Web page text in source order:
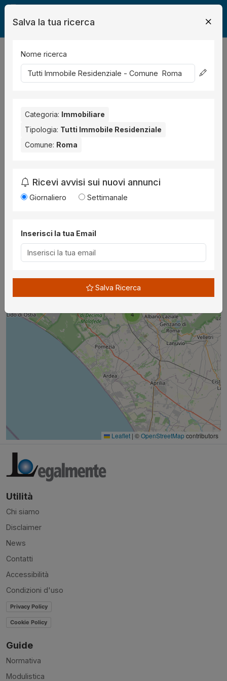
Legalmente Immobili
risultati
4
Leaflet | ©OpenStreetMapcontributors
Utilità
Chi siamo
Disclaimer
News
Contatti
Accessibilità
Condizioni d'uso
Privacy Policy
Cookie Policy
Guide
Normativa
Modulistica
Salva la tua ricerca
Nome ricerca
Categoria: Immobiliare
Tipologia: Tutti Immobile Residenziale
Comune: Roma
Ricevi avvisi sui nuovi annunci
Giornaliero Settimanale
Inserisci la tua Email
Salva Ricerca